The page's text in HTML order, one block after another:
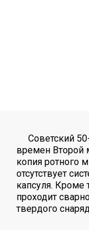
Советский
времен Второй
копия ротного
отсутствует
капсуля. Кроме
проходит
твердого